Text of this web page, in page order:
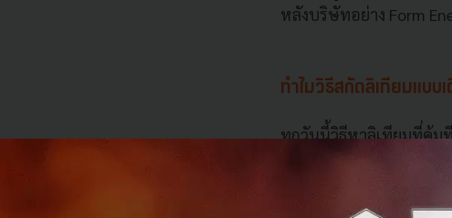
หลังบริษัทอย่าง Form
ทำไมวิธีสกัดลิเทียมแบบ
ทุกวันนี้วิธีหาลิเทียมที่คุ้ม
ออกมาจากหินสะสมมา